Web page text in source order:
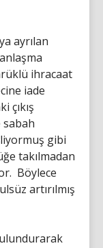
ayrılan
ihracaat
iade
çıkış
sabah
gibi
takılmadan
Böylece
artırılmış